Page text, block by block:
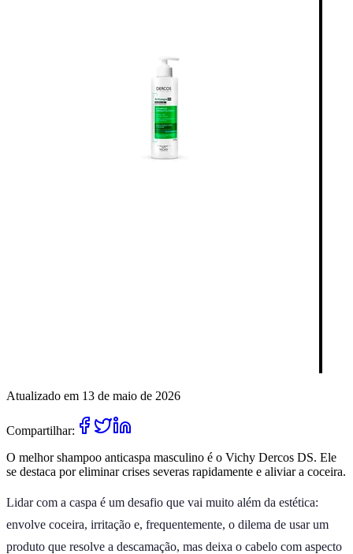
Atualizado em 13 de maio de 2026
Compartilhar:
O melhor shampoo anticaspa masculino é o Vichy Dercos DS. Ele
se destaca por eliminar crises severas rapidamente e aliviar a coceira.
Lidar com a caspa é um desafio que vai muito além da estética:
envolve coceira, irritação e, frequentemente, o dilema de usar um
produto que resolve a descamação, mas deixa o cabelo com aspecto